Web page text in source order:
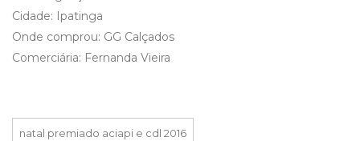
Cidade: Ipatinga
Onde comprou: GG Calçados
Comerciária: Fernanda Vieira
natal premiado aciapi e cdl 2016